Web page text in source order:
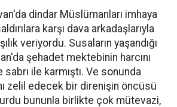
dindar Müslümanları imhaya
karşı dava arkadaşlarıyla
veriyordu. Susaların yaşandığı
şehadet mektebinin harcını
ile karmıştı. Ve sonunda
zelil edecek bir direnişin öncüsü
bununla birlikte çok mütevazi,